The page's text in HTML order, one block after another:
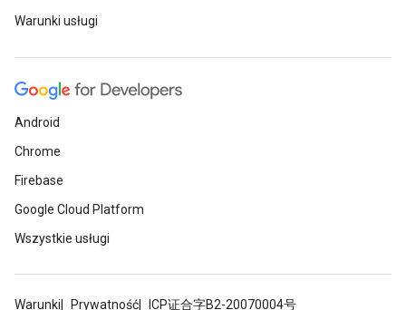
Warunki usługi
Android
Chrome
Firebase
Google Cloud Platform
Wszystkie usługi
Warunki Prywatność ICP证合字B2-20070004号